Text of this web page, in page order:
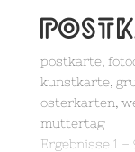
postkarte,
kunstkarte,
osterkarten,
muttertag
Ergebnisse 1